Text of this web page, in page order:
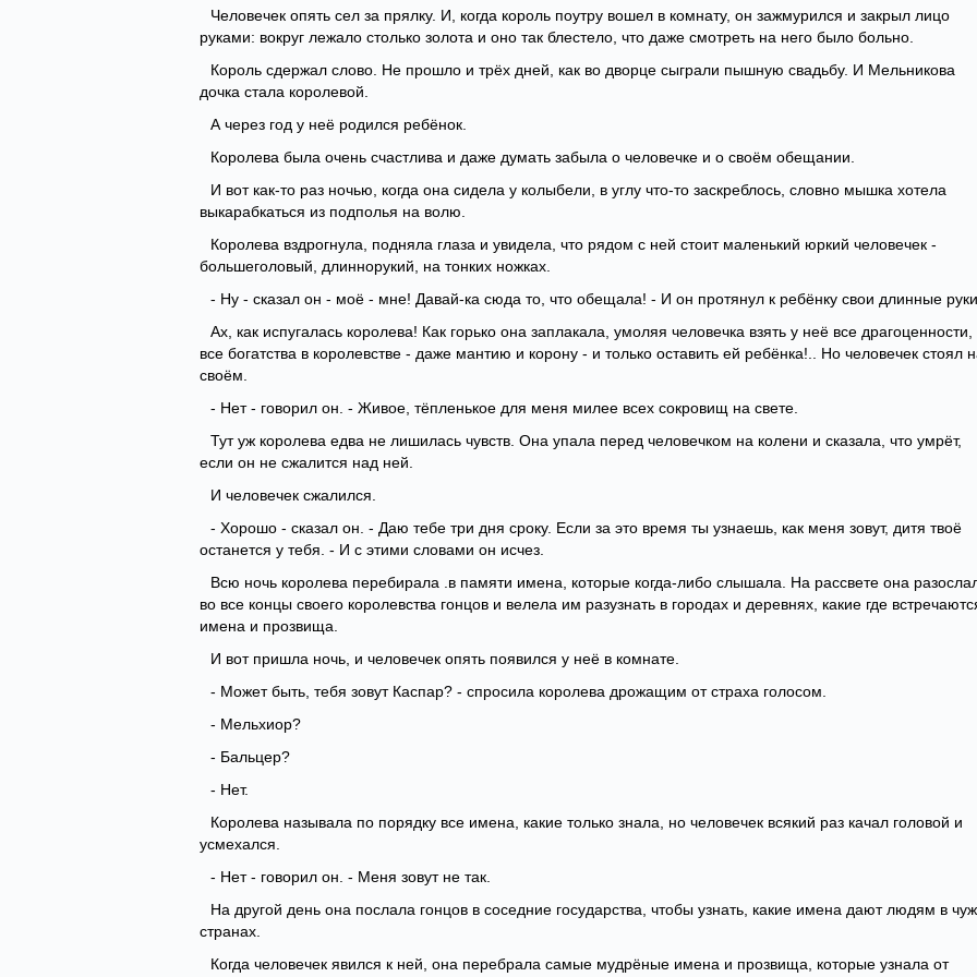
Человечек опять сел за прялку. И, когда король поутру вошел в комнату, он зажмурился и закрыл лицо
руками: вокруг лежало столько золота и оно так блестело, что даже смотреть на него было больно.
Король сдержал слово. Не прошло и трёх дней, как во дворце сыграли пышную свадьбу. И Мельникова
дочка стала королевой.
А через год у неё родился ребёнок.
Королева была очень счастлива и даже думать забыла о человечке и о своём обещании.
И вот как-то раз ночью, когда она сидела у колыбели, в углу что-то заскреблось, словно мышка хотела
выкарабкаться из подполья на волю.
Королева вздрогнула, подняла глаза и увидела, что рядом с ней стоит маленький юркий человечек -
большеголовый, длиннорукий, на тонких ножках.
- Ну - сказал он - моё - мне! Давай-ка сюда то, что обещала! - И он протянул к ребёнку свои длинные
Ах, как испугалась королева! Как горько она заплакала, умоляя человечка взять у неё все драгоценности,
все богатства в королевстве - даже мантию и корону - и только оставить ей ребёнка!.. Но человечек стоял
своём.
- Нет - говорил он. - Живое, тёпленькое для меня милее всех сокровищ на свете.
Тут уж королева едва не лишилась чувств. Она упала перед человечком на колени и сказала, что умрёт,
если он не сжалится над ней.
И человечек сжалился.
- Хорошо - сказал он. - Даю тебе три дня сроку. Если за это время ты узнаешь, как меня зовут, дитя твоё
останется у тебя. - И с этими словами он исчез.
Всю ночь королева перебирала .в памяти имена, которые когда-либо слышала. На рассвете она
во все концы своего королевства гонцов и велела им разузнать в городах и деревнях, какие где
имена и прозвища.
И вот пришла ночь, и человечек опять появился у неё в комнате.
- Может быть, тебя зовут Каспар? - спросила королева дрожащим от страха голосом.
- Мельхиор?
- Бальцер?
- Нет.
Королева называла по порядку все имена, какие только знала, но человечек всякий раз качал головой и
усмехался.
- Нет - говорил он. - Меня зовут не так.
На другой день она послала гонцов в соседние государства, чтобы узнать, какие имена дают людям в
странах.
Когда человечек явился к ней, она перебрала самые мудрёные имена и прозвища, которые узнала от